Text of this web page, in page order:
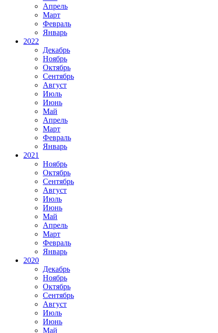
Апрель
Март
Февраль
Январь
2022
Декабрь
Ноябрь
Октябрь
Сентябрь
Август
Июль
Июнь
Май
Апрель
Март
Февраль
Январь
2021
Ноябрь
Октябрь
Сентябрь
Август
Июль
Июнь
Май
Апрель
Март
Февраль
Январь
2020
Декабрь
Ноябрь
Октябрь
Сентябрь
Август
Июль
Июнь
Май